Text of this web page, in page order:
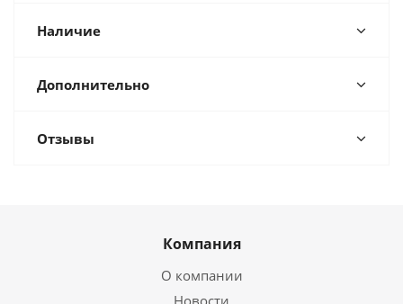
Наличие
Дополнительно
Отзывы
Компания
О компании
Новости